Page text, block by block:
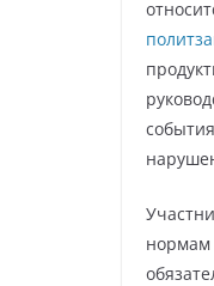
нормам